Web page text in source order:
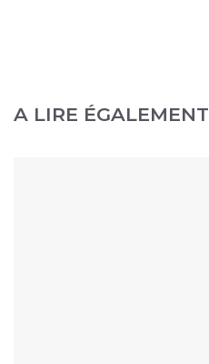
A LIRE ÉGALEMENT